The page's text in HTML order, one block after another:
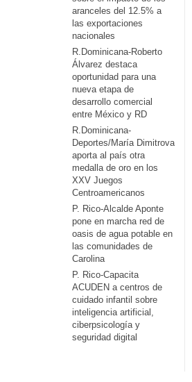
aranceles del 12.5% a
las exportaciones
nacionales
R.Dominicana-Roberto
Álvarez destaca
oportunidad para una
nueva etapa de
desarrollo comercial
entre México y RD
R.Dominicana-
Deportes/María Dimitrova
aporta al país otra
medalla de oro en los
XXV Juegos
Centroamericanos
P. Rico-Alcalde Aponte
pone en marcha red de
oasis de agua potable en
las comunidades de
Carolina
P. Rico-Capacita
ACUDEN a centros de
cuidado infantil sobre
inteligencia artificial,
ciberpsicología y
seguridad digital